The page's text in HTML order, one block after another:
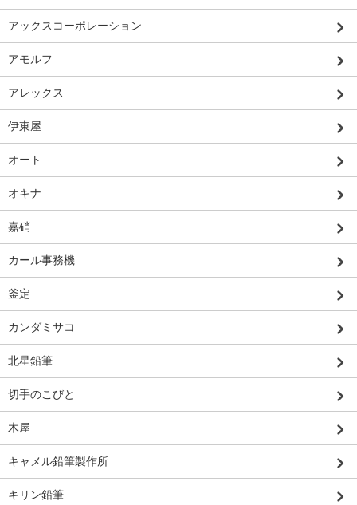
アックスコーポレーション
アモルフ
アレックス
伊東屋
オート
オキナ
嘉硝
カール事務機
釜定
カンダミサコ
北星鉛筆
切手のこびと
木屋
キャメル鉛筆製作所
キリン鉛筆